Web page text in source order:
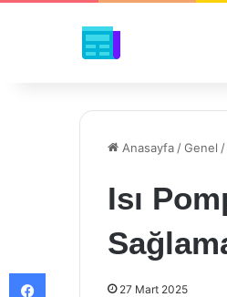
Anasayfa /Genel /
Isı
27 Mart 2025
Facebook